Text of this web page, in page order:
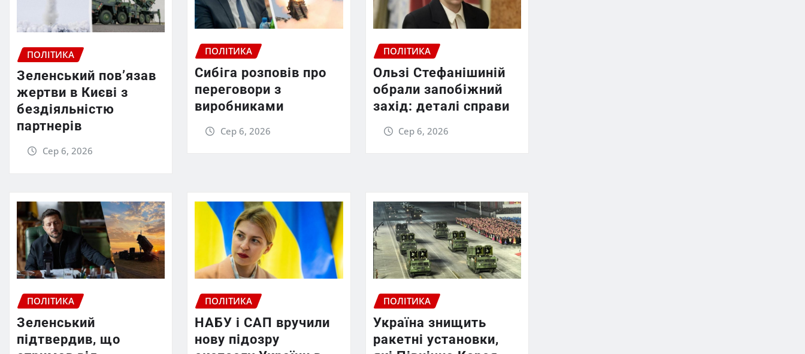
ПОЛІТИКА
Зеленський пов’язав
жертви в Києві з
бездіяльністю
партнерів
Сер 6, 2026
ПОЛІТИКА
Сибіга розповів про
переговори з
виробниками
Сер 6, 2026
ПОЛІТИКА
Ользі Стефанішиній
обрали запобіжний
захід: деталі справи
Сер 6, 2026
ПОЛІТИКА
Зеленський
підтвердив, що
ПОЛІТИКА
НАБУ і САП вручили
нову підозру
ПОЛІТИКА
Україна знищить
ракетні установки,